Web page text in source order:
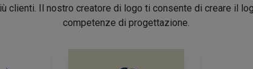
clienti. Il nostro creatore di logo ti consente di creare il
competenze di progettazione.